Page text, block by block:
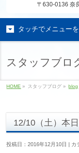
〒630-0136 奈
タッチでメニュー
スタッフブロ
HOME » スタッフブログ » blog
12/10（土）本
投稿日：2016年12月10日 | カ